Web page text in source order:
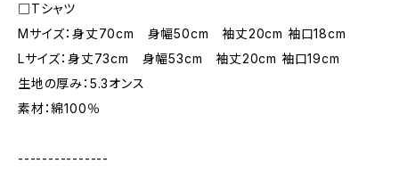
□Tシャツ
Mサイズ：身丈70cm 身幅50cm 袖丈20cm 袖口18cm
Lサイズ：身丈73cm 身幅53cm 袖丈20cm 袖口19cm
生地の厚み：5.3オンス
素材：綿100％
---------------